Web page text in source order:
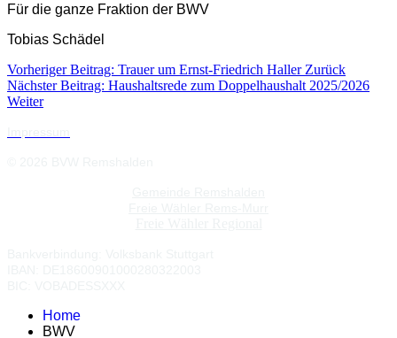
Für die ganze Fraktion der BWV
Tobias Schädel
Vorheriger Beitrag: Trauer um Ernst-Friedrich Haller Zurück
Nächster Beitrag: Haushaltsrede zum Doppelhaushalt 2025/2026
Weiter
Home
BWV